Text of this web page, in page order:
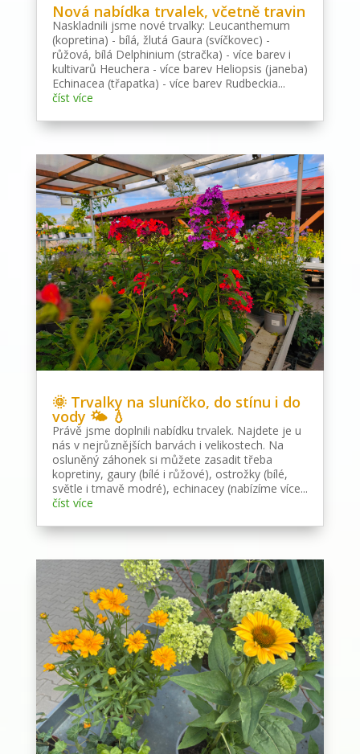
Nová nabídka trvalek, včetně travin
Naskladnili jsme nové trvalky: Leucanthemum
(kopretina) - bílá, žlutá Gaura (svíčkovec) -
růžová, bílá Delphinium (stračka) - více barev i
kultivarů Heuchera - více barev Heliopsis (janeba)
Echinacea (třapatka) - více barev Rudbeckia...
číst více
🌞 Trvalky na sluníčko, do stínu i do
vody 🌤 💧
Právě jsme doplnili nabídku trvalek. Najdete je u
nás v nejrůznějších barvách i velikostech. Na
osluněný záhonek si můžete zasadit třeba
kopretiny, gaury (bílé i růžové), ostrožky (bílé,
světle i tmavě modré), echinacey (nabízíme více...
číst více